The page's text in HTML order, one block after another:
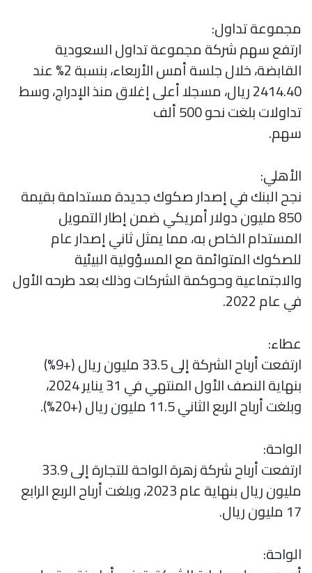
مجموعة تداول:
ارتفع سهم شركة مجموعة تداول السعودية
القابضة، خلال جلسة أمس الأربعاء، بنسبة 2% عند
2414.40 ريال، مسجلا أعلى إغلاق منذ الإدراج، وسط
تداولات بلغت نحو 500 ألف
سهم.
الأهلي:
نجح البنك في إصدار صكوك جديدة مستدامة بقيمة
850 مليون دولار أمريكي ضمن إطار التمويل
المستدام الخاص به، مما يمثل ثاني إصدار عام
للصكوك المتوائمة مع المسؤولية البيئية
والاجتماعية وحوكمة الشركات وذلك بعد طرحه الأول
في عام 2022.
عطاء:
ارتفعت أرباح الشركة إلى 33.5 مليون ريال (+9%)
بنهاية النصف الأول المنتهي في 31 يناير 2024،
وبلغت أرباح الربع الثاني 11.5 مليون ريال (+20%).
الواحة:
ارتفعت أرباح شركة زهرة الواحة للتجارة إلى 33.9
مليون ريال بنهاية عام 2023، وبلغت أرباح الربع الرابع
17 مليون ريال.
الواحة: